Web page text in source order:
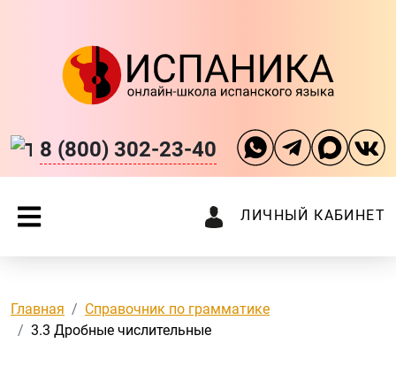
8 (800) 302-23-40
ЛИЧНЫЙ КАБИНЕТ
Главная
Справочник по грамматике
3.3 Дробные числительные